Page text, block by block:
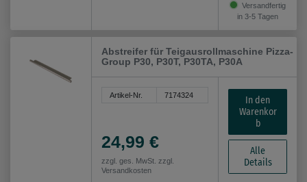
Versandfertig
in 3-5 Tagen
Abstreifer für Teigausrollmaschine Pizza-
Group P30, P30T, P30TA, P30A
Artikel-Nr. 7174324
24,99 €
zzgl. ges. MwSt. zzgl.
Versandkosten
In den
Warenkor
b
Alle
Details